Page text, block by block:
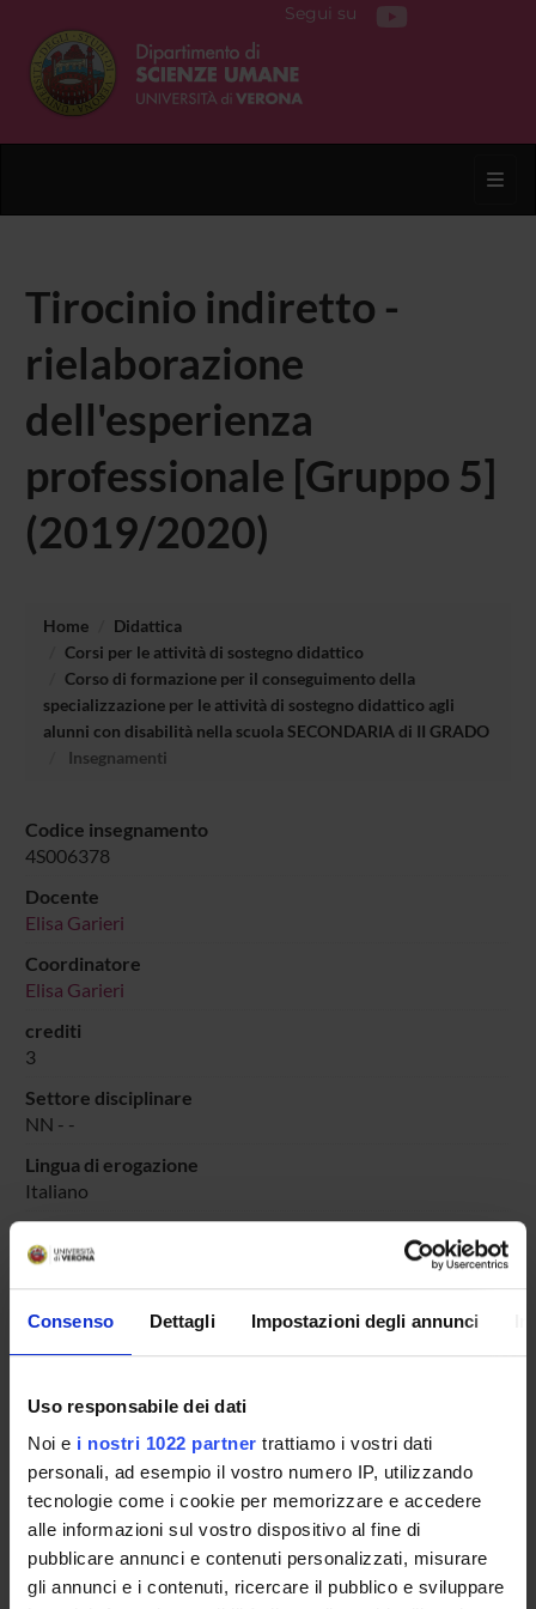
Consenso Dettagli Impostazioni degli annunci
Uso responsabile dei dati
Noi e i nostri 1022 partner trattiamo i vostri dati
personali, ad esempio il vostro numero IP, utilizzando
tecnologie come i cookie per memorizzare e accedere
alle informazioni sul vostro dispositivo al fine di
pubblicare annunci e contenuti personalizzati, misurare
gli annunci e i contenuti, ricercare il pubblico e sviluppare
Segui su
Tirocinio indiretto -
rielaborazione
dell'esperienza
professionale [Gruppo 5]
(2019/2020)
Home
Didattica
Corsi per le attività di sostegno didattico
Corso di formazione per il conseguimento della
specializzazione per le attività di sostegno didattico agli
alunni con disabilità nella scuola SECONDARIA di II GRADO
Insegnamenti
Codice insegnamento
4S006378
Docente
Elisa Garieri
Coordinatore
Elisa Garieri
crediti
3
Settore disciplinare
NN - -
Lingua di erogazione
Italiano
Didattico
Avvisi relativi al corso
Seminari relativi al corso
ORARIO LEZIONI
Vai all'orario delle lezioni
Presentazione